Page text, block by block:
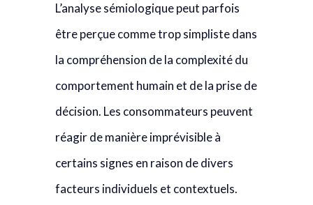
L’analyse sémiologique peut parfois
être perçue comme trop simpliste dans
la compréhension de la complexité du
comportement humain et de la prise de
décision. Les consommateurs peuvent
réagir de manière imprévisible à
certains signes en raison de divers
facteurs individuels et contextuels.